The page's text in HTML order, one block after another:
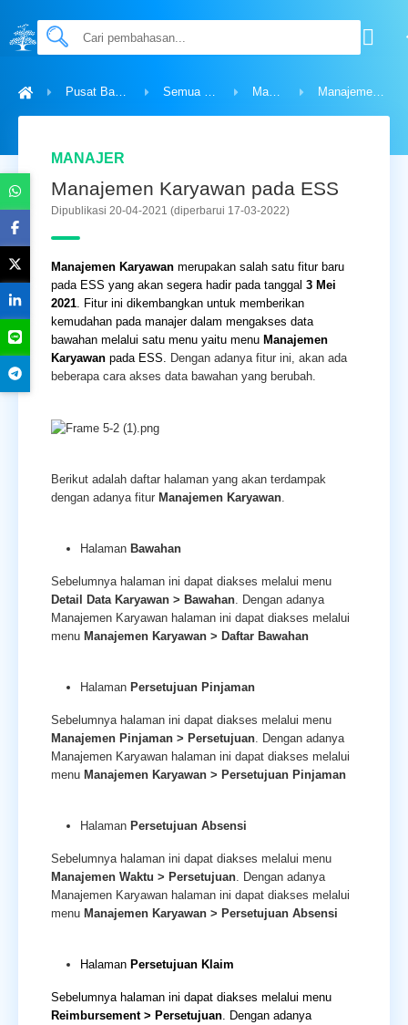
Pusat Bantuan Semua Topik Manajer Manajemen Karyawan pada ESS
MANAJER
Manajemen Karyawan pada ESS
Dipublikasi 20-04-2021 (diperbarui 17-03-2022)
Manajemen Karyawan merupakan salah satu fitur baru
pada ESS yang akan segera hadir pada tanggal 3 Mei
2021. Fitur ini dikembangkan untuk memberikan
kemudahan pada manajer dalam mengakses data
bawahan melalui satu menu yaitu menu Manajemen
Karyawan pada ESS. Dengan adanya fitur ini, akan ada
beberapa cara akses data bawahan yang berubah.
Berikut adalah daftar halaman yang akan terdampak
dengan adanya fitur Manajemen Karyawan
Halaman Bawahan
Sebelumnya halaman ini dapat diakses melalui menu
Detail Data Karyawan > Bawahan . Dengan adanya
Manajemen Karyawan halaman ini dapat diakses melalui
menu Manajemen Karyawan > Daftar Bawahan
Halaman Persetujuan Pinjaman
Sebelumnya halaman ini dapat diakses melalui menu
Manajemen Pinjaman > Persetujuan . Dengan adanya
Manajemen Karyawan halaman ini dapat diakses melalui
menu Manajemen Karyawan > Persetujuan Pinjaman
Halaman Persetujuan Absensi
Sebelumnya halaman ini dapat diakses melalui menu
Manajemen Waktu > Persetujuan . Dengan adanya
Manajemen Karyawan halaman ini dapat diakses melalui
menu Manajemen Karyawan > Persetujuan Absensi
Halaman Persetujuan Klaim
Sebelumnya halaman ini dapat diakses melalui menu
Reimbursement > Persetujuan . Dengan adanya